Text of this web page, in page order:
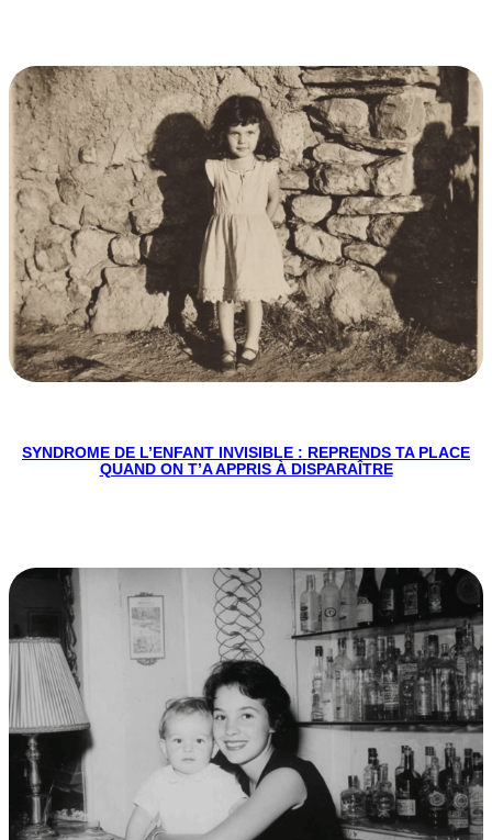
SYNDROME DE L’ENFANT INVISIBLE : REPRENDS TA PLACE
QUAND ON T’A APPRIS À DISPARAÎTRE